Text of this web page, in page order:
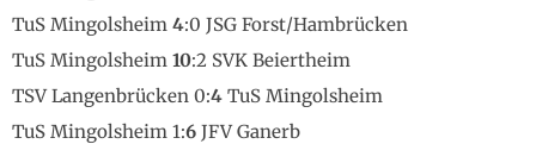
TuS Mingolsheim 4:0 JSG Forst/Hambrücken
TuS Mingolsheim 10:2 SVK Beiertheim
TSV Langenbrücken 0:4 TuS Mingolsheim
TuS Mingolsheim 1:6 JFV Ganerb